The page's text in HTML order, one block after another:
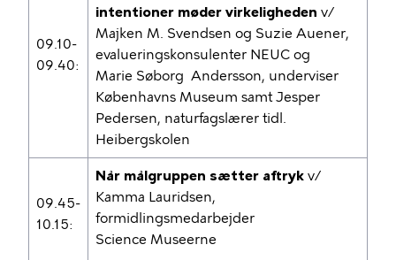
09.10-
09.40:
intentioner møder virkeligheden v/
Majken M. Svendsen og Suzie Auener,
evalueringskonsulenter NEUC og
Marie Søborg Andersson, underviser
Københavns Museum samt Jesper
Pedersen, naturfagslærer tidl.
Heibergskolen
09.45-
10.15:
Når målgruppen sætter aftryk v/
Kamma Lauridsen,
formidlingsmedarbejder
Science Museerne